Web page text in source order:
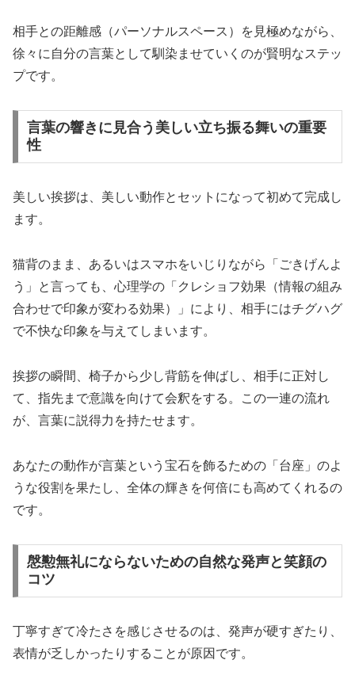
相手との距離感（パーソナルスペース）を見極めながら、
徐々に自分の言葉として馴染ませていくのが賢明なステッ
プです。
言葉の響きに見合う美しい立ち振る舞いの重要
性
美しい挨拶は、美しい動作とセットになって初めて完成し
ます。
猫背のまま、あるいはスマホをいじりながら「ごきげんよ
う」と言っても、心理学の「クレショフ効果（情報の組み
合わせで印象が変わる効果）」により、相手にはチグハグ
で不快な印象を与えてしまいます。
挨拶の瞬間、椅子から少し背筋を伸ばし、相手に正対し
て、指先まで意識を向けて会釈をする。この一連の流れ
が、言葉に説得力を持たせます。
あなたの動作が言葉という宝石を飾るための「台座」のよ
うな役割を果たし、全体の輝きを何倍にも高めてくれるの
です。
慇懃無礼にならないための自然な発声と笑顔の
コツ
丁寧すぎて冷たさを感じさせるのは、発声が硬すぎたり、
表情が乏しかったりすることが原因です。